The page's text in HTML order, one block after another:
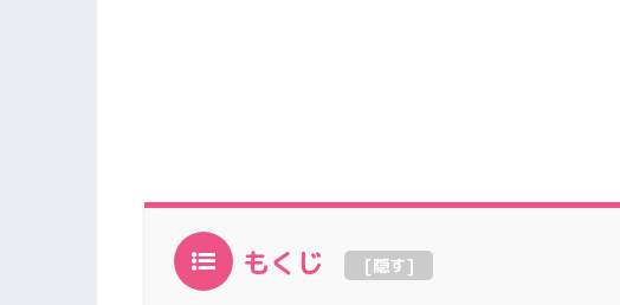
もくじ [隠す]